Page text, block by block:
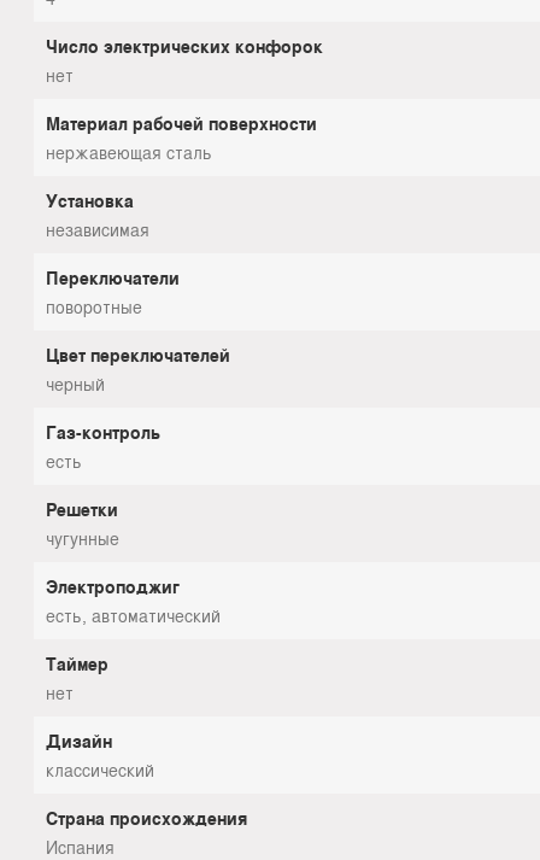
Число электрических конфорок
нет
Материал рабочей поверхности
нержавеющая сталь
Установка
независимая
Переключатели
поворотные
Цвет переключателей
черный
Газ-контроль
есть
Решетки
чугунные
Электроподжиг
есть, автоматический
Таймер
нет
Дизайн
классический
Страна происхождения
Испания